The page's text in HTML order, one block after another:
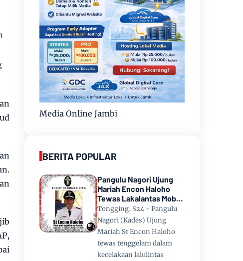
Media Online Jambi
BERITA POPULAR
Pangulu Nagori Ujung
Mariah Encon Haloho
Tewas Lakalantas Mobil
Terjun ke Danau Toba di
Tongging
Tongging, S24 - Pangulu
Nagori (Kades) Ujung
Mariah St Encon Haloho
tewas tenggelam dalam
kecelakaan lalulintas